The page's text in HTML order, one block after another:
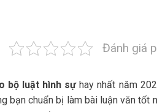
Đánh giá
bộ luật hình sựhay nhất năm
bạn chuẩn bị làm bài luận văn tốt